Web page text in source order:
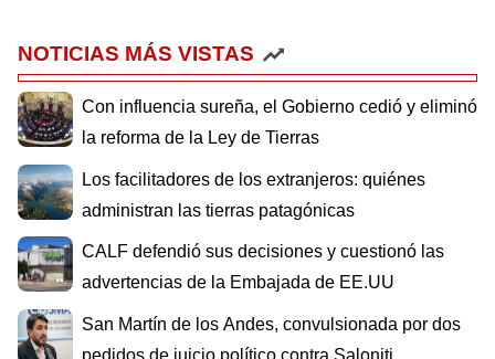
NOTICIAS MÁS VISTAS
Con influencia sureña, el Gobierno cedió y eliminó
la reforma de la Ley de Tierras
Los facilitadores de los extranjeros: quiénes
administran las tierras patagónicas
CALF defendió sus decisiones y cuestionó las
advertencias de la Embajada de EE.UU
San Martín de los Andes, convulsionada por dos
pedidos de juicio político contra Saloniti